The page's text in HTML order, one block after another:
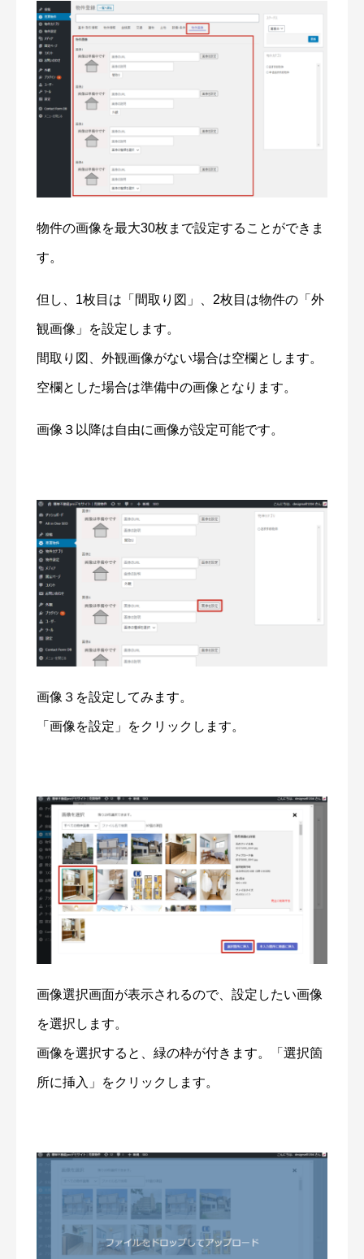
物件の画像を最大30枚まで設定することができま
す。
但し、1枚目は「間取り図」、2枚目は物件の「外
観画像」を設定します。
間取り図、外観画像がない場合は空欄とします。
空欄とした場合は準備中の画像となります。
画像３以降は自由に画像が設定可能です。
画像３を設定してみます。
「画像を設定」をクリックします。
画像選択画面が表示されるので、設定したい画像
を選択します。
画像を選択すると、緑の枠が付きます。「選択箇
所に挿入」をクリックします。